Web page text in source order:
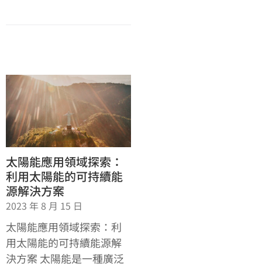
太陽能應用領域探索：
利用太陽能的可持續能
源解決方案
2023 年 8 月 15 日
太陽能應用領域探索：利
用太陽能的可持續能源解
決方案 太陽能是一種廣泛